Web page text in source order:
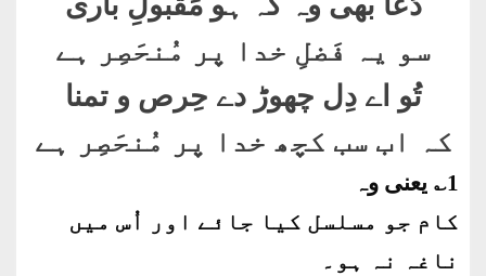
سو یہ فَضلِ خدا پر مُنحَصِر ہے
تُو اے دِل چھوڑ دے حِرص و تمنا
کہ اب سب کچھ خدا پر مُنحَصِر ہے
1؎ یعنی وہ
کام جو مسلسل کیا جائے اور اُس میں
ناغہ نہ ہو۔